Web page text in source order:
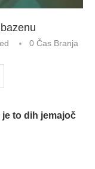
0 Čas Branja
to dih jemajoč